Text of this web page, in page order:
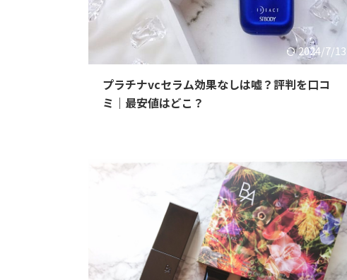
2024/7/13
プラチナvcセラム効果なしは嘘？評判を口コ
ミ｜最安値はどこ？